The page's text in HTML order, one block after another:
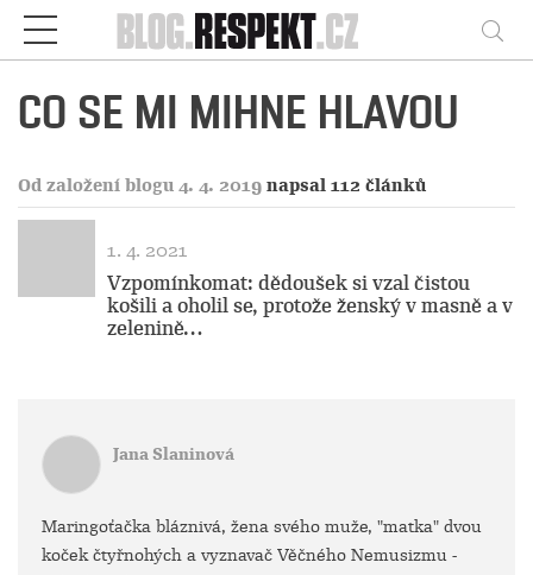
Respekt
CO SE MI MIHNE HLAVOU
Od založení blogu 4. 4. 2019 napsal 112 článků
1. 4. 2021
Vzpomínkomat: dědoušek si vzal čistou
košili a oholil se, protože ženský v masně a v
zelenině…
Jana Slaninová
Maringoťačka bláznivá, žena svého muže, "matka" dvou
koček čtyřnohých a vyznavač Věčného Nemusizmu -